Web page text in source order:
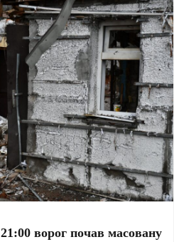
ворог почав масовану